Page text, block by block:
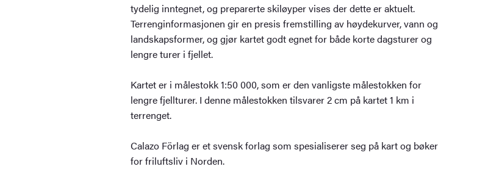
tydelig inntegnet, og preparerte skiløyper vises der dette er aktuelt.
Terrenginformasjonen gir en presis fremstilling av høydekurver, vann og
landskapsformer, og gjør kartet godt egnet for både korte dagsturer og
lengre turer i fjellet.
Kartet er i målestokk 1:50 000, som er den vanligste målestokken for
lengre fjellturer. I denne målestokken tilsvarer 2 cm på kartet 1 km i
terrenget.
Calazo Förlag er et svensk forlag som spesialiserer seg på kart og bøker
for friluftsliv i Norden.